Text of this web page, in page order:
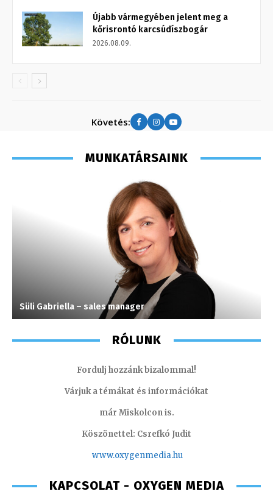
Újabb vármegyében jelent meg a
kőrisrontó karcsúdíszbogár
2026.08.09.
Követés:
MUNKATÁRSAINK
Süli Gabriella – sales manager
RÓLUNK
Fordulj hozzánk bizalommal!
Várjuk a témákat és információkat
már Miskolcon is.
Köszönettel: Csrefkó Judit
www.oxygenmedia.hu
KAPCSOLAT - OXYGEN MEDIA